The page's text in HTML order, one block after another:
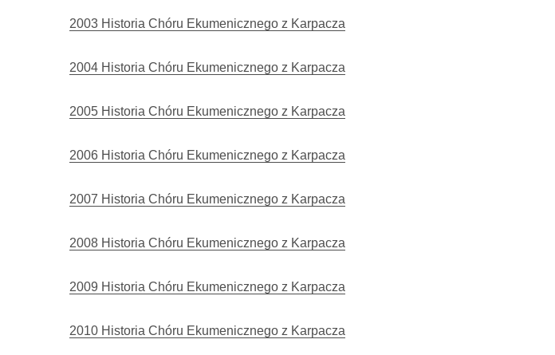
2003 Historia Chóru Ekumenicznego z Karpacza
2004 Historia Chóru Ekumenicznego z Karpacza
2005 Historia Chóru Ekumenicznego z Karpacza
2006 Historia Chóru Ekumenicznego z Karpacza
2007 Historia Chóru Ekumenicznego z Karpacza
2008 Historia Chóru Ekumenicznego z Karpacza
2009 Historia Chóru Ekumenicznego z Karpacza
2010 Historia Chóru Ekumenicznego z Karpacza